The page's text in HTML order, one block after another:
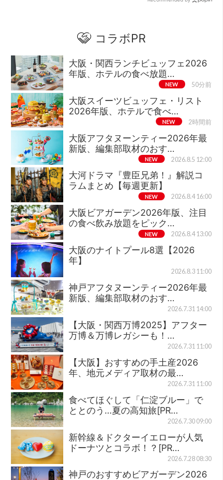
コラボPR
大阪・関西ランチビュッフェ2026
年版、ホテルの食べ放題…
NEW 50分前
大阪スイーツビュッフェ・リスト
2026年版、ホテルで食べ…
NEW 2時間前
大阪アフタヌーンティー2026年最
新版、編集部取材のおす…
NEW 2026.8.5 12:00
大河ドラマ『豊臣兄弟！』解説コ
ラムまとめ【毎週更新】
NEW 2026.8.4 16:00
大阪ビアガーデン2026年版、注目
の食べ飲み放題をピック…
NEW 2026.8.4 13:00
大阪のナイトプール8選【2026
年】
2026.8.3 11:00
神戸アフタヌーンティー2026年最
新版、編集部取材のおす…
2026.7.31 14:00
【大阪・関西万博2025】アフター
万博＆万博レガシーも！…
2026.7.31 11:00
【大阪】おすすめの手土産2026
年、地元メディア取材の最…
2026.7.31 11:00
食べてほぐして「仁淀ブルー」で
ととのう…夏の高知旅[PR…
2026.7.30 09:00
新幹線＆ドクターイエローが人気
ドーナツとコラボ！？[PR…
2026.7.28 08:30
神戸のおすすめビアガーデン2026